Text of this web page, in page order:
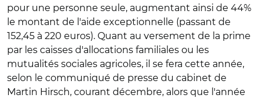
pour une personne seule, augmentant ainsi de 44%
le montant de l'aide exceptionnelle (passant de
152,45 à 220 euros). Quant au versement de la prime
par les caisses d'allocations familiales ou les
mutualités sociales agricoles, il se fera cette année,
selon le communiqué de presse du cabinet de
Martin Hirsch, courant décembre, alors que l'année